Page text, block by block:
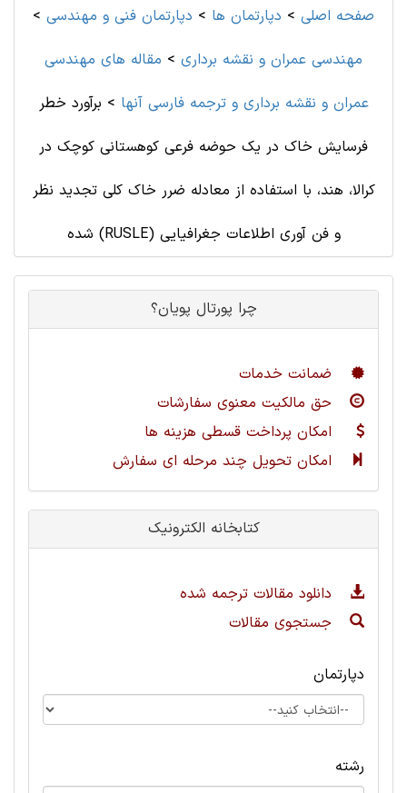
صفحه اصلی > دپارتمان ها > دپارتمان فنی و مهندسی >
مهندسی عمران و نقشه برداری > مقاله های مهندسی
عمران و نقشه برداری و ترجمه فارسی آنها > برآورد خطر
فرسایش خاک در یک حوضه فرعی کوهستانی کوچک در
کرالا، هند، با استفاده از معادله ضرر خاک کلی تجدید نظر
شده (RUSLE) و فن آوری اطلاعات جغرافیایی
چرا پورتال پویان؟
ضمانت خدمات
حق مالکیت معنوی سفارشات
امکان پرداخت قسطی هزینه ها
امکان تحویل چند مرحله ای سفارش
کتابخانه الکترونیک
دانلود مقالات ترجمه شده
جستجوی مقالات
دپارتمان
رشته